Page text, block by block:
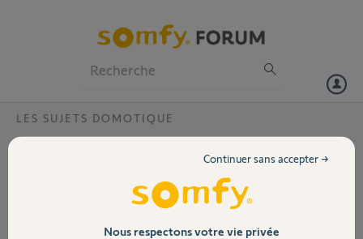
Volet
LES SUJETS DOMOTIQUE
comment connecter une TaHoma V2
J'ai fait l'acquisition récente d'un box Tahoma V2 premium. J'ai fait
plusieurs essais de connections sur le site somfy-connect et à chaque
Nous respectons votre vie privée
Continuer sans accepter →